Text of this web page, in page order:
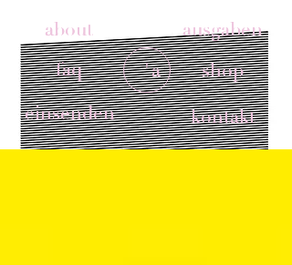
about
ausgaben
faq
shop
'a
einsenden
kontakt